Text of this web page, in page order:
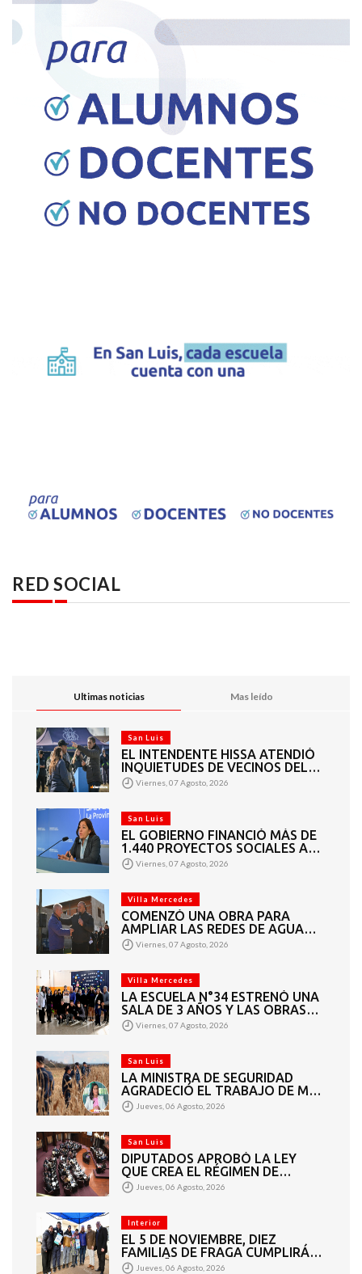
RED SOCIAL
Ultimas noticias Mas leído
San Luis
EL INTENDENTE HISSA ATENDIÓ
INQUIETUDES DE VECINOS DEL
BARRIO AMPPARE
Viernes, 07 Agosto, 2026
San Luis
EL GOBIERNO FINANCIÓ MÁS DE
1.440 PROYECTOS SOCIALES A
2.200 ENTIDADES DE TODA LA
PROVINCIA
Viernes, 07 Agosto, 2026
Villa Mercedes
COMENZÓ UNA OBRA PARA
AMPLIAR LAS REDES DE AGUA
POTABLE Y CLOACAS EN VILLA
MERCEDES
Viernes, 07 Agosto, 2026
Villa Mercedes
LA ESCUELA N°34 ESTRENÓ UNA
SALA DE 3 AÑOS Y LAS OBRAS
QUE PERMITEN COMPLETAR EL
CICLO SECUNDARIO
Viernes, 07 Agosto, 2026
San Luis
LA MINISTRA DE SEGURIDAD
AGRADECIÓ EL TRABAJO DE MÁS
DE 200 EFECTIVOS QUE
PARTICIPARON EN LA BÚSQUEDA
Jueves, 06 Agosto, 2026
San Luis
DIPUTADOS APROBÓ LA LEY
QUE CREA EL RÉGIMEN DE
CONSORCIOS PARA GESTIONAR
EL MANTENIMIENTO 4460
RURALES
Jueves, 06 Agosto, 2026
Interior
EL 5 DE NOVIEMBRE, DIEZ
FAMILIAS DE FRAGA CUMPLIRÁN
EL SUEÑO DE LA CASA PROPIA
Jueves, 06 Agosto, 2026